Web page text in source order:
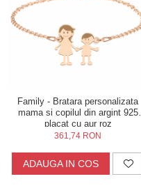
Family - Bratara personalizata
mama si copilul din argint 925
placat cu aur roz
361,74 RON
ADAUGA IN COS